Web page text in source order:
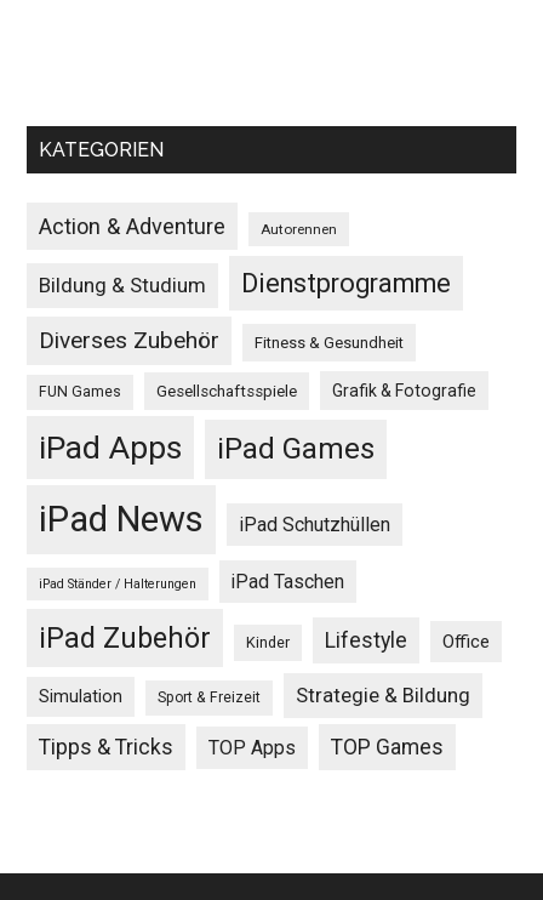
KATEGORIEN
Action & Adventure Autorennen
Bildung & Studium Dienstprogramme
Diverses Zubehör Fitness & Gesundheit
FUN Games Gesellschaftsspiele Grafik & Fotografie
iPad Apps iPad Games
iPad News iPad Schutzhüllen
iPad Ständer / Halterungen iPad Taschen
iPad Zubehör Kinder Lifestyle Office
Simulation Sport & Freizeit Strategie & Bildung
Tipps & Tricks TOP Apps TOP Games